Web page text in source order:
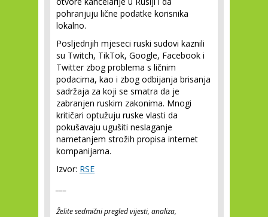
pohranjuju lične podatke korisnika
lokalno.
Posljednjih mjeseci ruski sudovi kaznili
su Twitch, TikTok, Google, Facebook i
Twitter zbog problema s ličnim
podacima, kao i zbog odbijanja brisanja
sadržaja za koji se smatra da je
zabranjen ruskim zakonima. Mnogi
kritičari optužuju ruske vlasti da
pokušavaju ugušiti neslaganje
nametanjem strožih propisa internet
kompanijama.
Izvor: RSE
Želite sedmični pregled vijesti, analiza,